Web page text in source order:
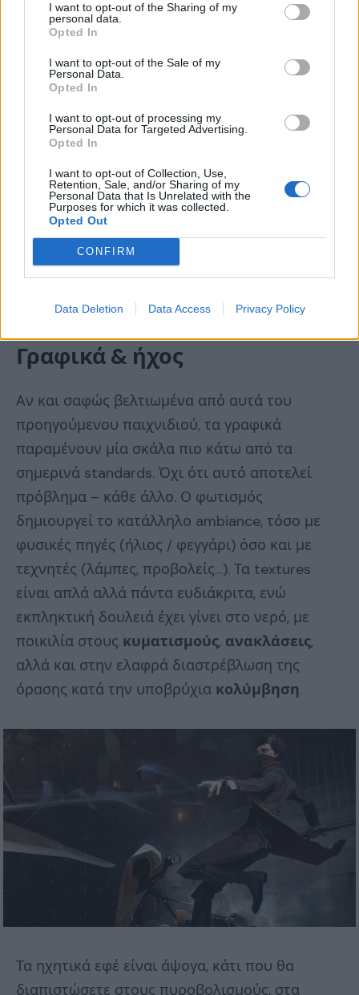
I want to opt-out of the Sharing of my
personal data.
Opted In
I want to opt-out of the Sale of my
Personal Data.
Opted In
I want to opt-out of processing my
Personal Data for Targeted Advertising.
Opted In
I want to opt-out of Collection, Use,
Retention, Sale, and/or Sharing of my
Personal Data that Is Unrelated with the
Purposes for which it was collected.
Opted Out
CONFIRM
Data Deletion Data Access Privacy Policy
Γενικά το Dishonored 2 είναι ένα παιχνίδι στο
αποδίδουν καρπούς.
Γραφικά & ήχος
Αν και σαφώς βελτιωμένα από αυτά του
προηγούμενου παιχνιδιού, τα γραφικά
παραμένουν μία σκάλα πιο κάτω από τα
σημερινά standards. Όχι ότι αυτό αποτελεί
πρόβλημα – κάθε άλλο. Ο φωτισμός
δημιουργεί το κατάλληλο ambiance, τόσο με
φυσικές πηγές (ήλιος / φεγγάρι) όσο και με
τεχνητές (λάμπες, προβολείς…). Τα textures
είναι απλά αλλά πάντα ευδιάκριτα, ενώ
εκπληκτική δουλειά έχει γίνει στο νερό, με
ποικιλία στους κυματισμούς, ανακλάσεις,
αλλά και στην ελαφρά διαστρέβλωση της
όρασης κατά την υποβρύχια κολύμβηση.
Τα ηχητικά εφέ είναι άψογα, κάτι που θα
διαπιστώσετε στους πυροβολισμούς, στα